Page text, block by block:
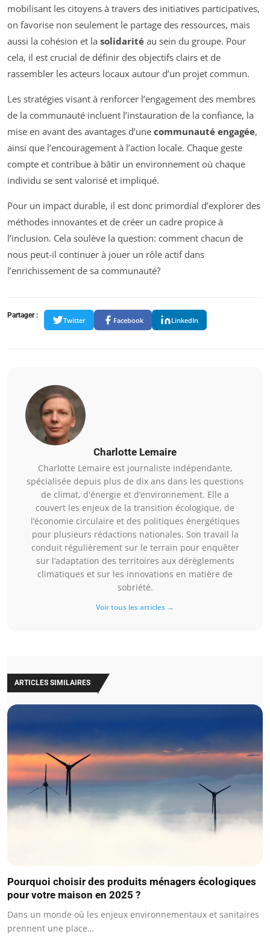
mobilisant les citoyens à travers des initiatives participatives,
on favorise non seulement le partage des ressources, mais
aussi la cohésion et la solidarité au sein du groupe. Pour
cela, il est crucial de définir des objectifs clairs et de
rassembler les acteurs locaux autour d’un projet commun.
Les stratégies visant à renforcer l’engagement des membres
de la communauté incluent l’instauration de la confiance, la
mise en avant des avantages d’une communauté engagée,
ainsi que l’encouragement à l’action locale. Chaque geste
compte et contribue à bâtir un environnement où chaque
individu se sent valorisé et impliqué.
Pour un impact durable, il est donc primordial d’explorer des
méthodes innovantes et de créer un cadre propice à
l’inclusion. Cela soulève la question: comment chacun de
nous peut-il continuer à jouer un rôle actif dans
l’enrichissement de sa communauté?
Partager :
Twitter Facebook LinkedIn
Charlotte Lemaire
Charlotte Lemaire est journaliste indépendante,
spécialisée depuis plus de dix ans dans les questions
de climat, d'énergie et d’environnement. Elle a
couvert les enjeux de la transition écologique, de
l’économie circulaire et des politiques énergétiques
pour plusieurs rédactions nationales. Son travail la
conduit régulièrement sur le terrain pour enquêter
sur l’adaptation des territoires aux dérèglements
climatiques et sur les innovations en matière de
sobriété.
Voir tous les articles →
ARTICLES SIMILAIRES
Pourquoi choisir des produits ménagers écologiques
pour votre maison en 2025 ?
Dans un monde où les enjeux environnementaux et sanitaires
prennent une place…